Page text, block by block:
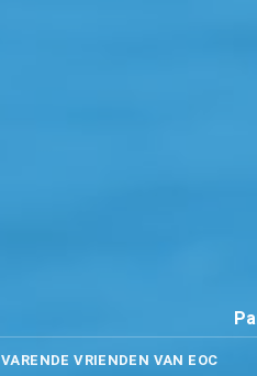
VARENDE VRIENDEN VAN EOC